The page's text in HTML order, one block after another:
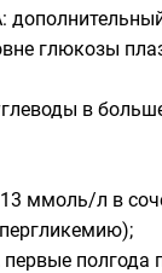
глюкозы
в
ммоль/л в
полгода